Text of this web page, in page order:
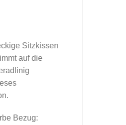
Sitzkissen
auf die
Bezug: